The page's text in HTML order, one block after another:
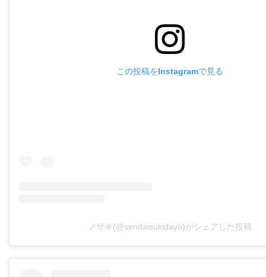
この投稿をInstagramで見る
ノザキ(@sendaisukidayo)がシェアした投稿